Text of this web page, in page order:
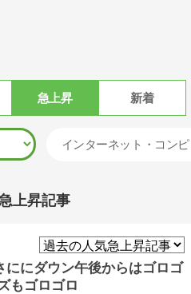
急上昇 新着
インターネット・コン
上昇記事
ににダウン午後からはゴロゴ
もゴロゴロ